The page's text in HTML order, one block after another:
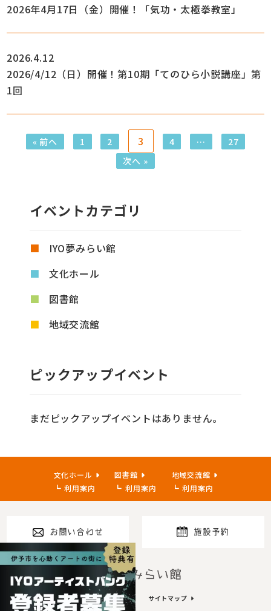
2026年4月17日（金）開催！「気功・太極拳教室」
2026.4.12
2026/4/12（日）開催！第10期「てのひら小説講座」第
1回
« 前へ 1 2 3 4 …
27
次へ »
イベントカテゴリ
IYO夢みらい館
文化ホール
図書館
地域交流館
ピックアップイベント
まだピックアップイベントはありません。
文化ホール
利用案内
図書館
利用案内
地域交流館
利用案内
お問い合わせ 施設予約
指定管理者 プライバシーポリシー サイトマップ